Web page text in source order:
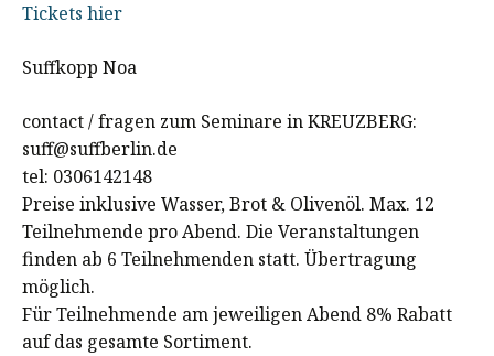
Tickets hier
Suffkopp Noa
contact / fragen zum Seminare in KREUZBERG:
suff@suffberlin.de
tel: 0306142148
Preise inklusive Wasser, Brot & Olivenöl. Max. 12
Teilnehmende pro Abend. Die Veranstaltungen
finden ab 6 Teilnehmenden statt. Übertragung
möglich.
Für Teilnehmende am jeweiligen Abend 8% Rabatt
auf das gesamte Sortiment.